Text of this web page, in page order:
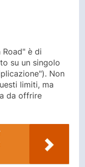
è di
su un singolo
Non
limiti, ma
da offrire